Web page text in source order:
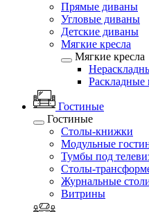
Прямые диваны
Угловые диваны
Детские диваны
Мягкие кресла
Мягкие кресла
Раскладные
Гостиные
Гостиные
Столы-книжки
Модульные
Тумбы под
Столы-
Журнальные
Витрины